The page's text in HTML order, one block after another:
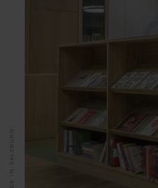
MADE IN SALZBURG.